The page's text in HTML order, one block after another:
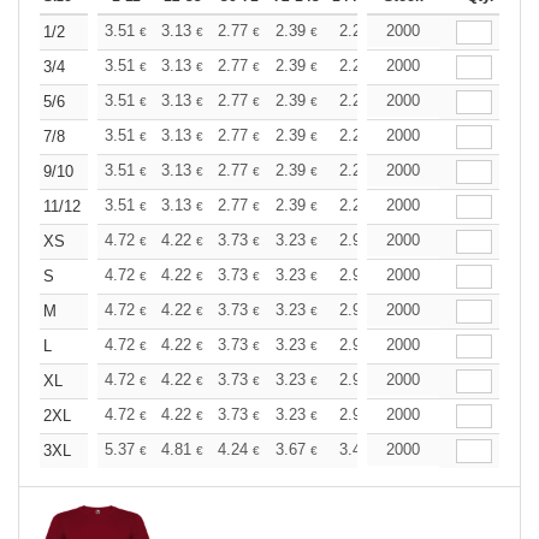
1/2 3.51 € 3.13 € 2.77 € 2.39 € 2.21 2.12
2000
3/4
3.51 € 3.13 € 2.77 € 2.39 € 2.21 2.12
2000
5/6
3.51 € 3.13 € 2.77 € 2.39 € 2.21 2.12
2000
7/8
3.51 € 3.13 € 2.77 € 2.39 € 2.21 2.12
2000
9/10
3.51 € 3.13 € 2.77 € 2.39 € 2.21 2.12
2000
11/12
3.51 € 3.13 € 2.77 € 2.39 € 2.21 2.12
2000
XS
4.72 € 4.22 € 3.73 € 3.23 € 2.98 2.86
2000
S
4.72 € 4.22 € 3.73 € 3.23 € 2.98 2.86
2000
M
4.72 € 4.22 € 3.73 € 3.23 € 2.98 2.86
2000
L
4.72 € 4.22 € 3.73 € 3.23 € 2.98 2.86
2000
XL
4.72 € 4.22 € 3.73 € 3.23 € 2.98 2.86
2000
2XL
4.72 € 4.22 € 3.73 € 3.23 € 2.98 2.86
2000
3XL
5.37 € 4.81 € 4.24 € 3.67 € 3.40 3.25
2000